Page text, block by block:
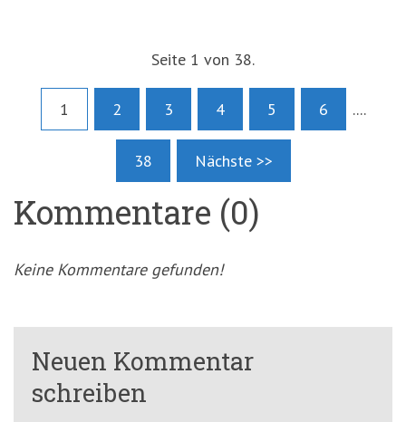
Seite 1 von 38.
1 2 3 4 5 6 ....
38 Nächste >>
Kommentare (0)
Keine Kommentare gefunden!
Neuen Kommentar
schreiben